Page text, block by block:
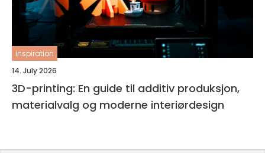
inspiration
14. July 2026
3D-printing: En guide til additiv produksjon,
materialvalg og moderne interiørdesign